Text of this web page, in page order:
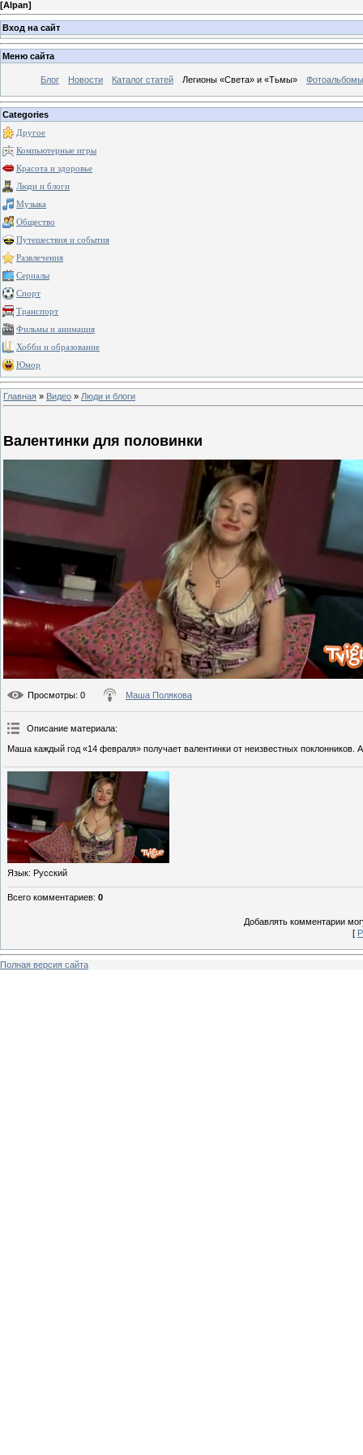
[Alpan]
Вход на сайт
Меню сайта
Блог Новости Каталог статей Легионы «Света» и «Тьмы» Фотоальбомы
Categories
Другое
Компьютерные игры
Красота и здоровье
Люди и блоги
Музыка
Общество
Путешествия и события
Развлечения
Сериалы
Спорт
Транспорт
Фильмы и анимация
Хобби и образование
Юмор
Главная » Видео » Люди и блоги
Валентинки для половинки
Просмотры: 0 Маша Полякова
Описание материала:
Маша каждый год «14 февраля» получает валентинки от неизвестных поклонников.
Язык: Русский
Всего комментариев: 0
Добавлять комментарии
[
Полная версия сайта